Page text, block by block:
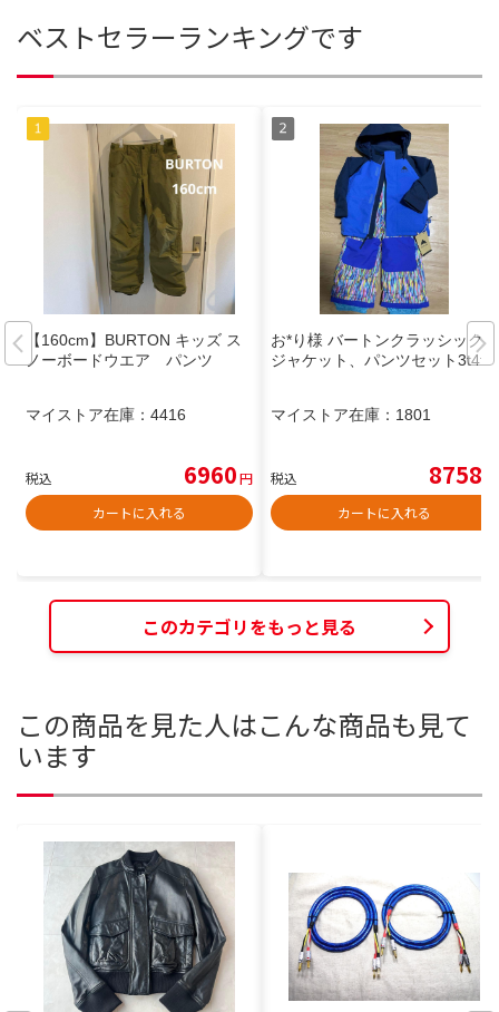
ベストセラーランキングです
【160cm】BURTON キッズ ス
ノーボードウエア パンツ
マイストア在庫： 4416
税込 6960円
カートに入れる
お*り様 バートンクラッシック
ジャケット、パンツセット3t4t
マイストア在庫： 1801
税込 8758
カートに入れる
このカテゴリをもっと見る
この商品を見た人はこんな商品も見て
います